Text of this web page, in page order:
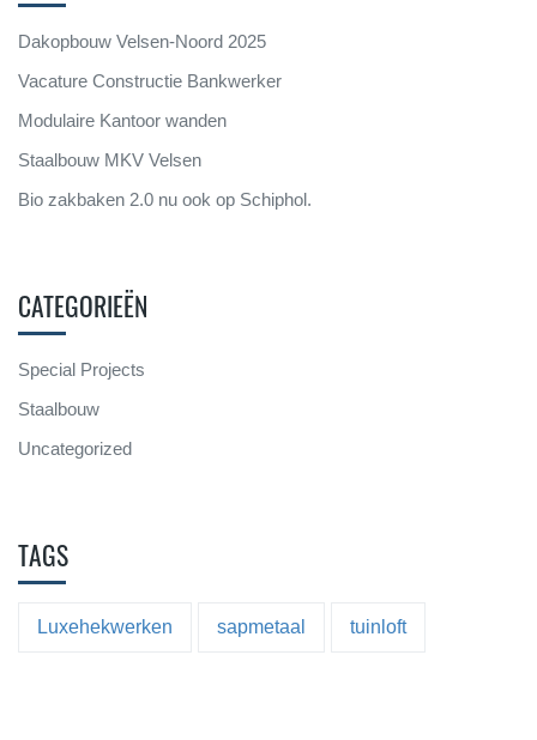
Dakopbouw Velsen-Noord 2025
Vacature Constructie Bankwerker
Modulaire Kantoor wanden
Staalbouw MKV Velsen
Bio zakbaken 2.0 nu ook op Schiphol.
CATEGORIEËN
Special Projects
Staalbouw
Uncategorized
TAGS
Luxehekwerken sapmetaal tuinloft